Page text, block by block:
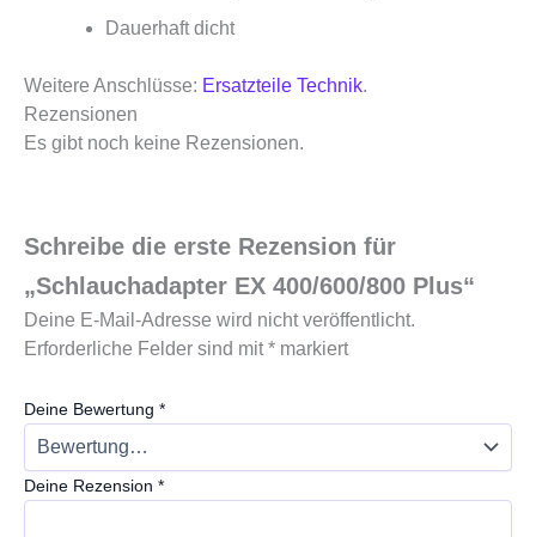
Dauerhaft dicht
Weitere Anschlüsse: Ersatzteile Technik.
Rezensionen
Es gibt noch keine Rezensionen.
Schreibe die erste Rezension für
„Schlauchadapter EX 400/600/800 Plus“
Deine E-Mail-Adresse wird nicht veröffentlicht.
Erforderliche Felder sind mit* markiert
Deine Bewertung *
Deine Rezension *